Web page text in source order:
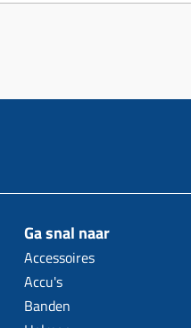
Ga snal naar
Accessoires
Accu's
Banden